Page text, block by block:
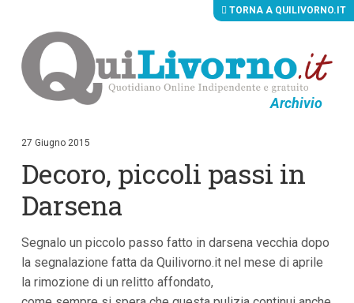
Archivio
i
i
t
n
u
i
p
TORNA A QUILIVORNO.IT
27 Giugno 2015
Decoro, piccoli passi in
Darsena
Segnalo un piccolo passo fatto in darsena vecchia dopo
la segnalazione fatta da Quilivorno.it nel mese di aprile
la rimozione di un relitto affondato,